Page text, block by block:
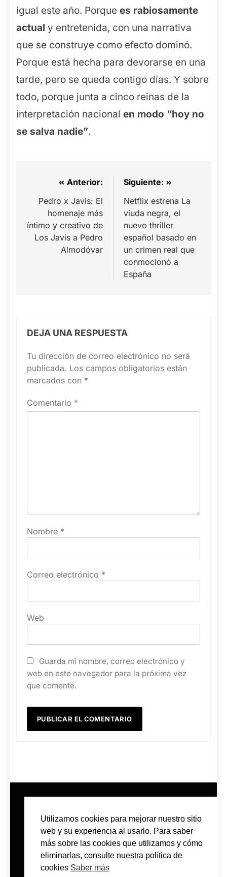
igual este año. Porque es rabiosamente
actual y entretenida, con una narrativa
que se construye como efecto dominó.
Porque está hecha para devorarse en una
tarde, pero se queda contigo días. Y sobre
todo, porque junta a cinco reinas de la
interpretación nacional en modo “hoy no
se salva nadie”.
Navegación
de
entradas
Anterior:
Pedro x Javis: El
homenaje más
íntimo y creativo de
Los Javis a Pedro
Almodóvar
Siguiente:
Netflix estrena La
viuda negra, el
nuevo thriller
español basado en
un crimen real que
conmocionó a
España
DEJA UNA RESPUESTA
Tu dirección de correo electrónico no será
publicada. Los campos obligatorios están
marcados con *
Comentario *
Nombre *
Correo electrónico *
Web
Guarda mi nombre, correo electrónico y
web en este navegador para la próxima vez
que comente.
CONTACTO
POLÍTICA DE PRIVACIDAD
POLÍTICA DE COOKIES
Utilizamos cookies para mejorar nuestro sitio
web y su experiencia al usarlo. Para saber
más sobre las cookies que utilizamos y cómo
eliminarlas, consulte nuestra política de
cookies Saber más